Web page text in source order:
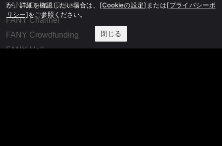
FANY Online Ticket
FANY Channel
FANY Crowdfunding
FANY Mall
か、詳細を確認したい場合は、 [Cookieの設定] または[プライバシーポ
リシー]をご参照ください。
閉じる